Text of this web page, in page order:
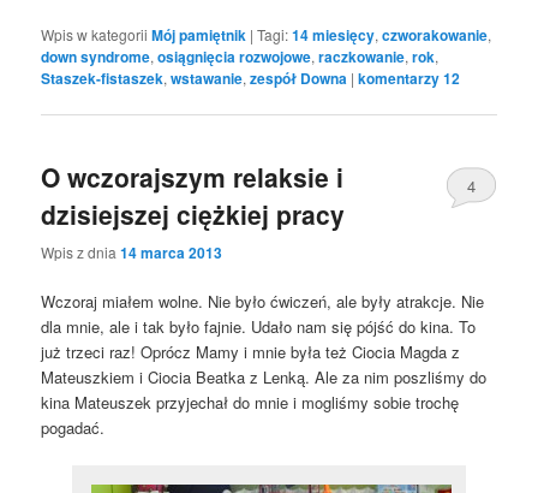
Wpis w kategoriiMój pamiętnik |Tagi:14 miesięcy,czworakowanie,
down syndrome,osiągnięcia rozwojowe,raczkowanie,rok,
Staszek-fistaszek,wstawanie,zespół Downa |komentarzy12
O wczorajszym relaksie i
dzisiejszej ciężkiej pracy
Wpis z dnia14 marca 2013
4
Wczoraj miałem wolne. Nie było ćwiczeń, ale były atrakcje. Nie
dla mnie, ale i tak było fajnie. Udało nam się pójść do kina. To
już trzeci raz! Oprócz Mamy i mnie była też Ciocia Magda z
Mateuszkiem i Ciocia Beatka z Lenką. Ale za nim poszliśmy do
kina Mateuszek przyjechał do mnie i mogliśmy sobie trochę
pogadać.